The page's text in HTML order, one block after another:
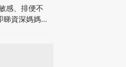
感、排便不
睇資深媽媽分